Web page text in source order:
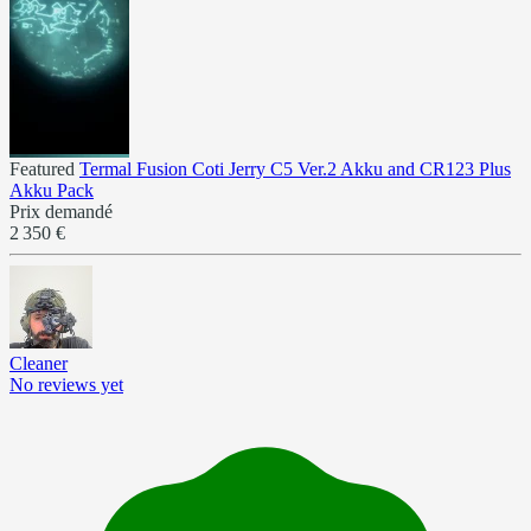
Featured Termal Fusion Coti Jerry C5 Ver.2 Akku and CR123 Plus
Akku Pack
Prix demandé
2 350 €
Cleaner
No reviews yet